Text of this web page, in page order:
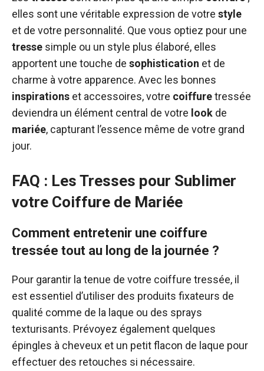
elles sont une véritable expression de votre style
et de votre personnalité. Que vous optiez pour une
tresse simple ou un style plus élaboré, elles
apportent une touche de sophistication et de
charme à votre apparence. Avec les bonnes
inspirations et accessoires, votre coiffuretressée
deviendra un élément central de votre look de
mariée, capturant l’essence même de votre grand
jour.
FAQ : Les Tresses pour Sublimer
votre Coiffure de Mariée
Comment entretenir une coiffure
tressée tout au long de la journée ?
Pour garantir la tenue de votre coiffure tressée, il
est essentiel d’utiliser des produits fixateurs de
qualité comme de la laque ou des sprays
texturisants. Prévoyez également quelques
épingles à cheveux et un petit flacon de laque pour
effectuer des retouches si nécessaire.